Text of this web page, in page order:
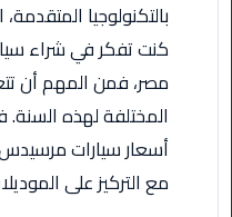
ليموزين
القاهرة
العرب
بالتكنولوجيا المتقدمة،
مصر، فمن المهم أن
المختلفة لهذه
مع التركيز على